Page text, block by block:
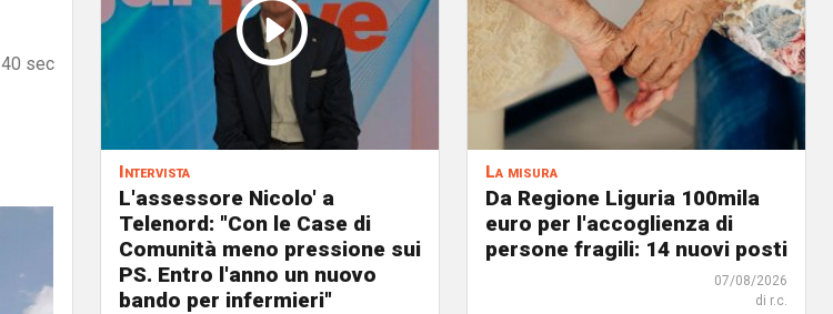
40 sec
Intervista
L'assessore Nicolo' a
Telenord: "Con le Case di
Comunità meno pressione sui
PS. Entro l'anno un nuovo
bando per infermieri"
La misura
Da Regione Liguria 100mila
euro per l'accoglienza di
persone fragili: 14 nuovi posti
07/08/2026
di r.c.